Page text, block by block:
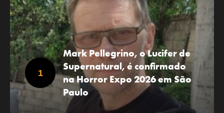
Mark Pellegrino, o Lucifer de
Supernatural, é confirmado
na Horror Expo 2026 em São
Paulo